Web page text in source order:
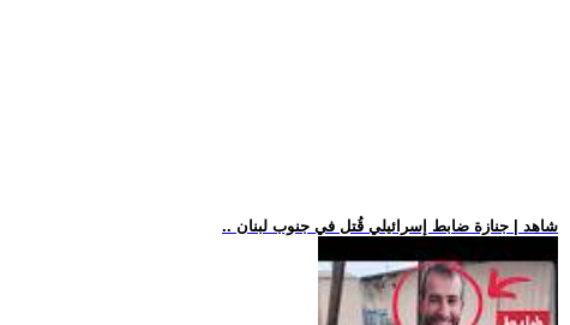
.. شاهد | جنازة ضابط إسرائيلي قُتل في جنوب لبنان